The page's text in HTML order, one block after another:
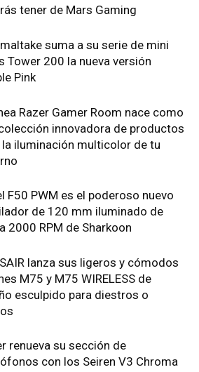
tener de Mars Gaming
suma a su serie de mini
Tower 200 la nueva versión
Pink
Razer Gamer Room nace como
innovadora de productos
la iluminación multicolor de tu
F50 PWM es el poderoso nuevo
de 120 mm iluminado de
2000 RPM de Sharkoon
lanza sus ligeros y cómodos
M75 y M75 WIRELESS de
esculpido para diestros o
renueva su sección de
con los Seiren V3 Chroma